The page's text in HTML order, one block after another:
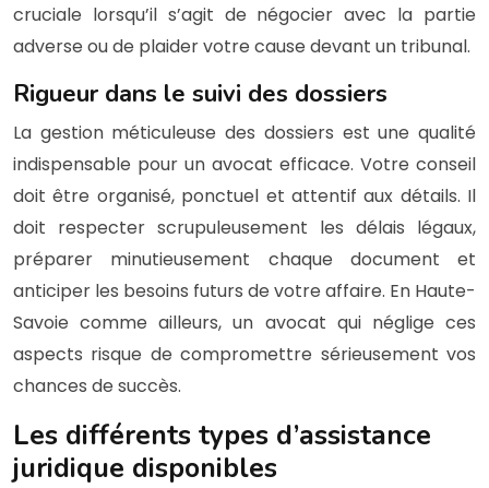
cruciale lorsqu’il s’agit de négocier avec la partie
adverse ou de plaider votre cause devant un tribunal.
Rigueur dans le suivi des dossiers
La gestion méticuleuse des dossiers est une qualité
indispensable pour un avocat efficace. Votre conseil
doit être organisé, ponctuel et attentif aux détails. Il
doit respecter scrupuleusement les délais légaux,
préparer minutieusement chaque document et
anticiper les besoins futurs de votre affaire. En Haute-
Savoie comme ailleurs, un avocat qui néglige ces
aspects risque de compromettre sérieusement vos
chances de succès.
Les différents types d’assistance
juridique disponibles